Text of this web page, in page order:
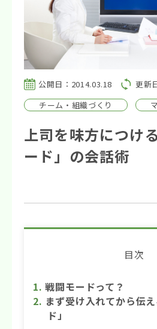
公開日：2014.03.18
更新
チーム・組織づくり
上司を味方につけ
ード」の会話術
目次
戦闘モードって？
まず受け入れてから伝
ド」